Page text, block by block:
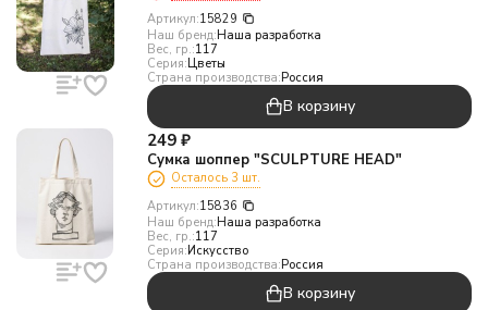
Артикул:15829
Наш бренд:Наша разработка
Вес, гр.:117
Серия:Цветы
Страна производства:Россия
В корзину
249 ₽
Сумка шоппер "SCULPTURE HEAD"
Осталось 3 шт.
Артикул:15836
Наш бренд:Наша разработка
Вес, гр.:117
Серия:Искусство
Страна производства:Россия
В корзину